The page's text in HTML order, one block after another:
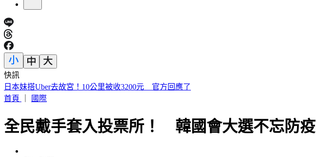
快訊
即時新聞快報！ 立即下載TVBS新聞APP
首頁
國際
全民戴手套入投票所！ 韓國會大選不忘防疫